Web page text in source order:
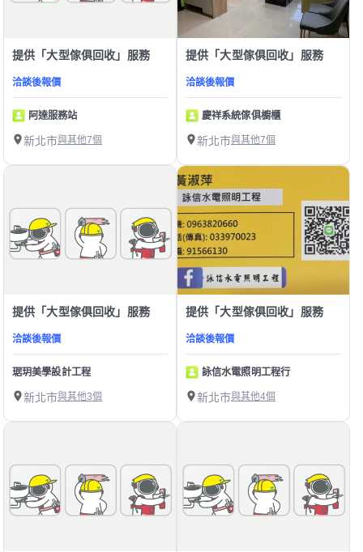
提供「大型傢俱回收」服務
洽談後報價
阿達服務站
新北市與其他7個
提供「大型傢俱回收」服務
洽談後報價
慶祥系統傢俱櫥櫃
新北市與其他7個
提供「大型傢俱回收」服務
洽談後報價
琚玥美學設計工程
新北市與其他3個
提供「大型傢俱回收」服務
洽談後報價
詠信水電照明工程行
新北市與其他4個